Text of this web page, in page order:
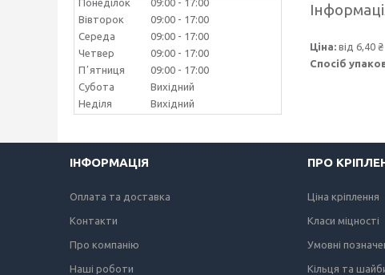
Ціна: від 6,40 ₴
Спосіб
Понеділок 09:00
17:00
Вівторок
09:00
17:00
Середа
09:00
17:00
Четвер
09:00
17:00
Пʼятниця
09:00
17:00
Субота
Вихідний
Неділя
Вихідний
ІНФОРМАЦІЯ
Оплата та доставка
Контакти
Про компанію
Наші роботи
ПРО
Ціна кріплення
Класи міцності
Умовні
Кільця та